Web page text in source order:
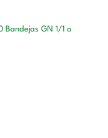
Bandejas GN 1/1 o